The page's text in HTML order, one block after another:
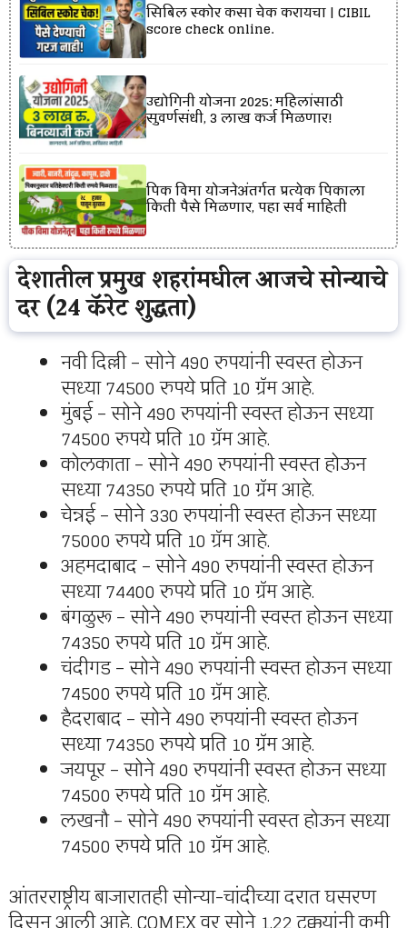
सिबिल स्कोर कसा चेक करायचा | CIBIL
score check online.
उद्योगिनी योजना 2025: महिलांसाठी
सुवर्णसंधी, ₹3 लाख कर्ज मिळणार!
पिक विमा योजनेअंतर्गत प्रत्येक पिकाला
किती पैसे मिळणार, पहा सर्व माहिती
देशातील प्रमुख शहरांमधील आजचे सोन्याचे
दर (24 कॅरेट शुद्धता)
नवी दिल्ली – सोने 490 रुपयांनी स्वस्त होऊन
सध्या 74500 रुपये प्रति 10 ग्रॅम आहे.
मुंबई – सोने 490 रुपयांनी स्वस्त होऊन सध्या
74500 रुपये प्रति 10 ग्रॅम आहे.
कोलकाता – सोने 490 रुपयांनी स्वस्त होऊन
सध्या 74350 रुपये प्रति 10 ग्रॅम आहे.
चेन्नई – सोने 330 रुपयांनी स्वस्त होऊन सध्या
75000 रुपये प्रति 10 ग्रॅम आहे.
अहमदाबाद – सोने 490 रुपयांनी स्वस्त होऊन
सध्या 74400 रुपये प्रति 10 ग्रॅम आहे.
बंगळुरू – सोने 490 रुपयांनी स्वस्त होऊन सध्या
74350 रुपये प्रति 10 ग्रॅम आहे.
चंदीगड – सोने 490 रुपयांनी स्वस्त होऊन सध्या
74500 रुपये प्रति 10 ग्रॅम आहे.
हैदराबाद – सोने 490 रुपयांनी स्वस्त होऊन
सध्या 74350 रुपये प्रति 10 ग्रॅम आहे.
जयपूर – सोने 490 रुपयांनी स्वस्त होऊन सध्या
74500 रुपये प्रति 10 ग्रॅम आहे.
लखनौ – सोने 490 रुपयांनी स्वस्त होऊन सध्या
74500 रुपये प्रति 10 ग्रॅम आहे.
आंतरराष्ट्रीय बाजारातही सोन्या-चांदीच्या दरात घसरण